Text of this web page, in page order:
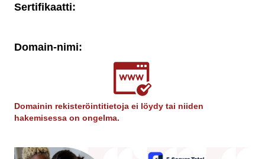
Sertifikaatti:
Domain-nimi:
Domainin rekisteröintitietoja ei löydy tai niiden
hakemisessa on ongelma.